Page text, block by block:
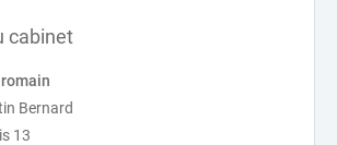
cabinet
romain
Bernard
13